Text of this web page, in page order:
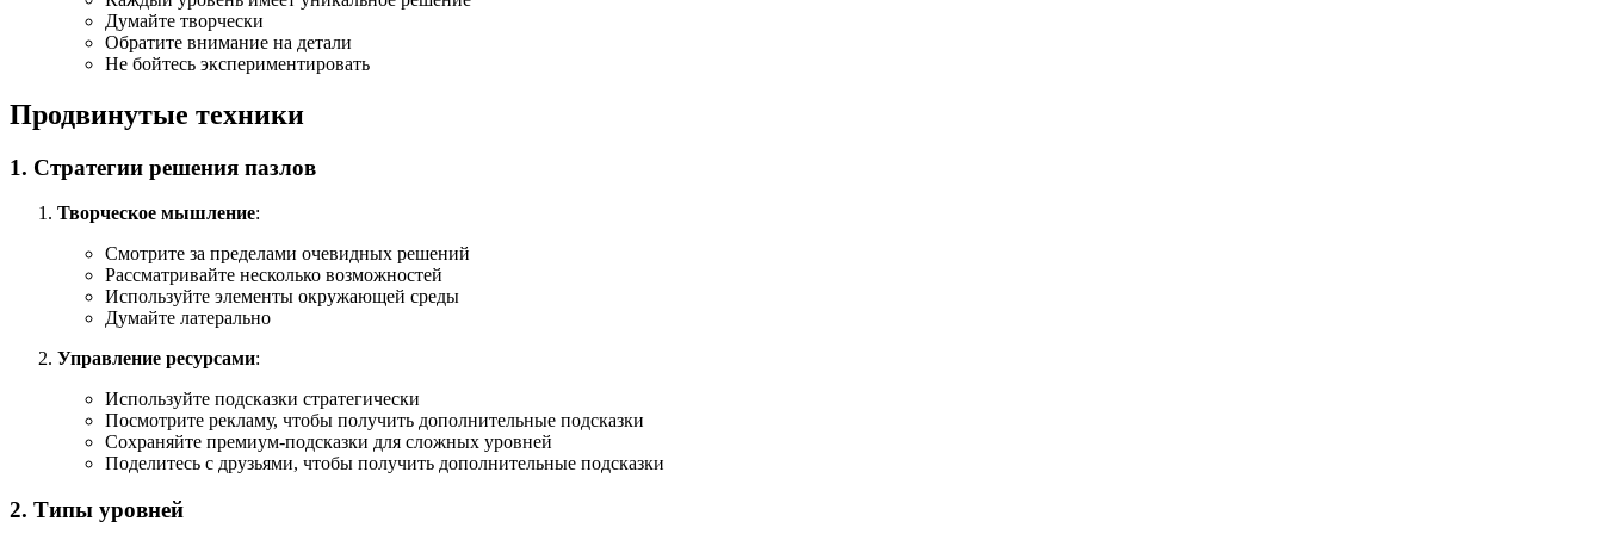
Думайте творчески
Обратите внимание на детали
Не бойтесь экспериментировать
Продвинутые техники
1. Стратегии решения пазлов
Творческое мышление:
Смотрите за пределами очевидных решений
Рассматривайте несколько возможностей
Используйте элементы окружающей среды
Думайте латерально
Управление ресурсами:
Используйте подсказки стратегически
Посмотрите рекламу, чтобы получить дополнительные подсказки
Сохраняйте премиум-подсказки для сложных уровней
Поделитесь с друзьями, чтобы получить дополнительные подсказки
2. Типы уровней